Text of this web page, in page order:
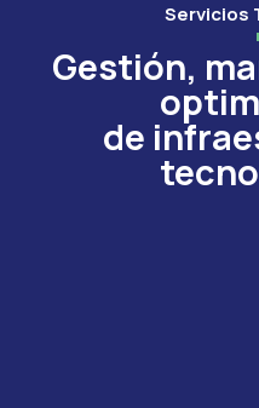
Servicios
Gestión,
de